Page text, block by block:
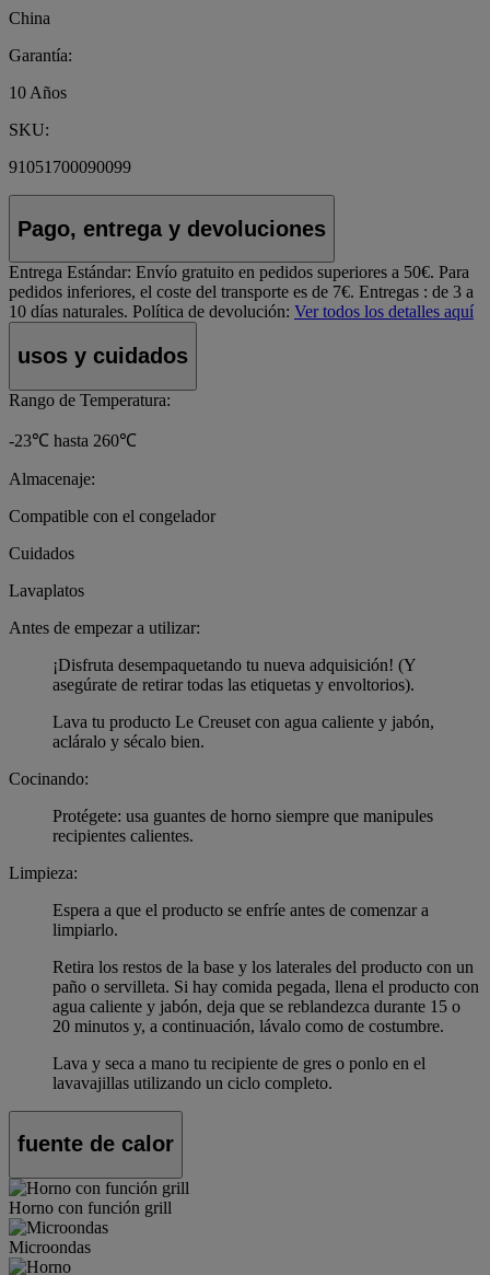
China
Garantía:
10 Años
SKU:
91051700090099
Pago, entrega y devoluciones
Entrega Estándar: Envío gratuito en pedidos superiores a 50€. Para
pedidos inferiores, el coste del transporte es de 7€. Entregas : de 3 a
10 días naturales. Política de devolución: Ver todos los detalles aquí
usos y cuidados
Rango de Temperatura:
-23℃ hasta 260℃
Almacenaje:
Compatible con el congelador
Cuidados
Lavaplatos
Antes de empezar a utilizar:
¡Disfruta desempaquetando tu nueva adquisición! (Y
asegúrate de retirar todas las etiquetas y envoltorios).
Lava tu producto Le Creuset con agua caliente y jabón,
acláralo y sécalo bien.
Cocinando:
Protégete: usa guantes de horno siempre que manipules
recipientes calientes.
Limpieza:
Espera a que el producto se enfríe antes de comenzar a
limpiarlo.
Retira los restos de la base y los laterales del producto con un
paño o servilleta. Si hay comida pegada, llena el producto con
agua caliente y jabón, deja que se reblandezca durante 15 o
20 minutos y, a continuación, lávalo como de costumbre.
Lava y seca a mano tu recipiente de gres o ponlo en el
lavavajillas utilizando un ciclo completo.
fuente de calor
Horno con función grill
Microondas